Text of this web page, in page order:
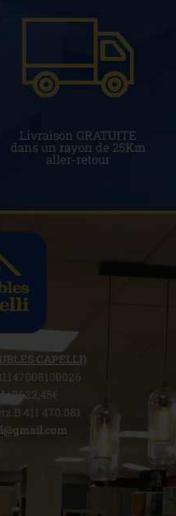
Livraison GRATUITE
dans un rayon de 25Km
aller-retour
CAPELLI)
:7622,45€
B 411 470 081